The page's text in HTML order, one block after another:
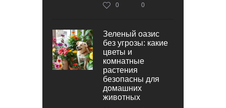
0 0
Зеленый оазис
без угрозы: какие
цветы и
комнатные
растения
безопасны для
домашних
животных